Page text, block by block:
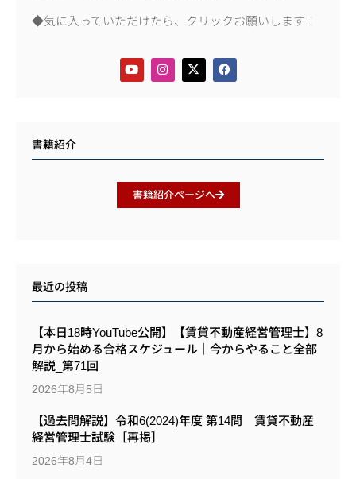
◆気に入っていただけたら、クリックお願いします！
書籍紹介
書籍紹介ページへ
最近の投稿
【本日18時YouTube公開】【賃貸不動産経営管理士】8
月から始める合格スケジュール｜今からやること全部
解説_第71回
2026年8月5日
【過去問解説】令和6(2024)年度 第14問 賃貸不動産
経営管理士試験［再掲］
2026年8月4日